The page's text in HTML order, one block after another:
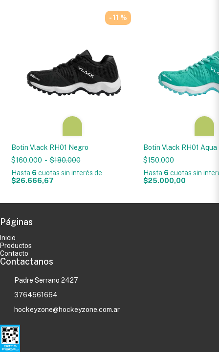
- 11 %
Botin Vlack RH01 Negro
$160.000 - $180.000
Hasta 6 cuotas sin interés de
$26.666,67
Botin Vlack RH01 Aqua
$150.000
Hasta 6 cuotas sin
$25.000,00
Páginas
Inicio
Productos
Contacto
Contactanos
Padre Serrano 2427
3764561664
hockeyzone@hockeyzone.com.ar